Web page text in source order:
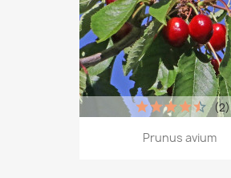
Prunus avium
(2)